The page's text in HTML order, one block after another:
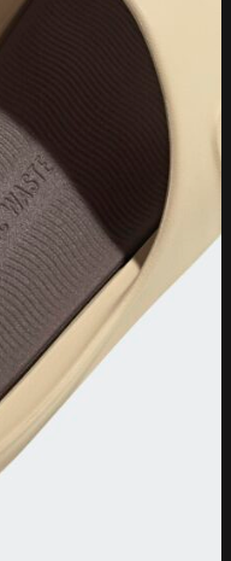
เท้าบอล
ฟุตบอล
บแข้ง
เท้ายาว
เท้าสั้น
เสื่อโยคะ